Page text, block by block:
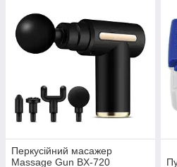
Перкусійний масажер
Massage Gun BX-720